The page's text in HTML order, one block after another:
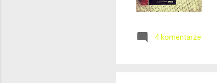
4 komentarze